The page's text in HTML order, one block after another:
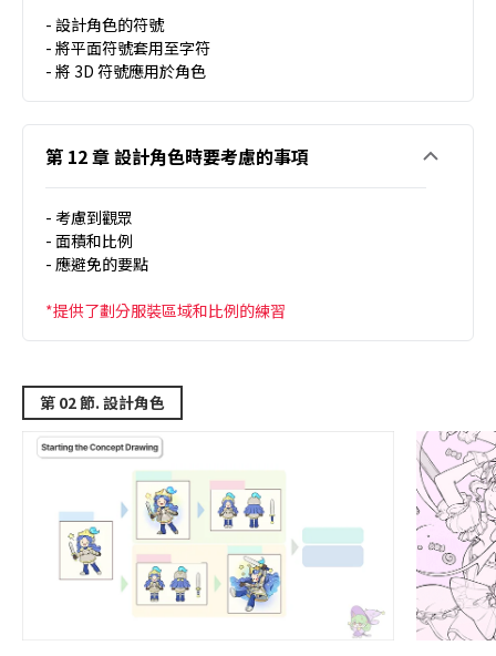
- 設計角色的符號
- 將平面符號套用至字符
- 將 3D 符號應用於角色
第 12 章 設計角色時要考慮的事項
- 考慮到觀眾
- 面積和比例
- 應避免的要點
*提供了劃分服裝區域和比例的練習
第 02 節. 設計角色